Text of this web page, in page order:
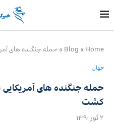
Home
»
Blog
» حمله جنگنده های
جهان
حمله جنگنده های آمریکایی
كشت
۲ ثور ۱۳۹۰